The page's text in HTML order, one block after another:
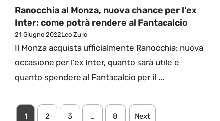
Ranocchia al Monza, nuova chance per l’ex
Inter: come potrà rendere al Fantacalcio
21 Giugno 2022Leo Zullo
Il Monza acquista ufficialmente Ranocchia: nuova
occasione per l’ex Inter, quanto sarà utile e
quanto spendere al Fantacalcio per il ...
1 2 3 … 8 Next